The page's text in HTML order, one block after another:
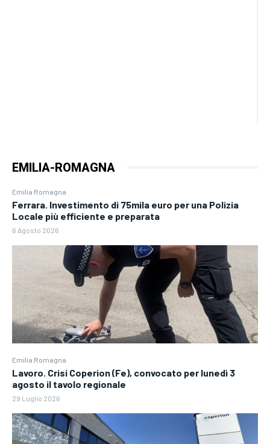
EMILIA-ROMAGNA
Emilia Romagna
Ferrara. Investimento di 75mila euro per una Polizia
Locale più efficiente e preparata
6 Agosto 2026
Emilia Romagna
Lavoro. Crisi Coperion (Fe), convocato per lunedì 3
agosto il tavolo regionale
29 Luglio 2026